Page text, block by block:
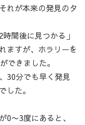
れが本来の発見のタ
間後に見つかる」
ますが、ホラリーを
できました。
30分でも早く発見
した。
0〜3度にあると、